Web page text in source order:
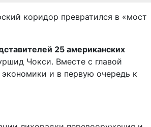
коридор превратился в «мост
25 американских
Чокси. Вместе с главой
и в первую очередь к